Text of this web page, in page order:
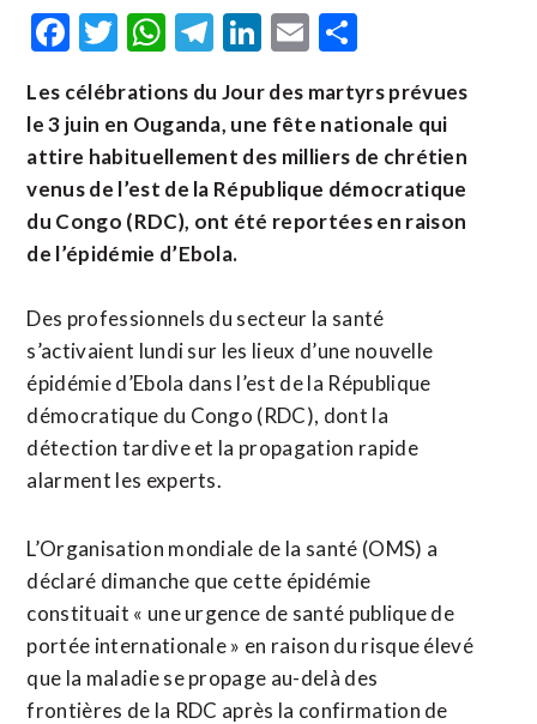
Facebook
Twitter
WhatsApp
Telegram
LinkedIn
Email
Les célébrations du Jour des martyrs prévues
le 3 juin en Ouganda, une fête nationale qui
attire habituellement des milliers de chrétien
venus de l’est de la République démocratique
du Congo (RDC), ont été reportées en raison
de l’épidémie d’Ebola.
Des professionnels du secteur la santé
s’activaient lundi sur les lieux d’une nouvelle
épidémie d’Ebola dans l’est de la République
démocratique du Congo (RDC), dont la
détection tardive et la propagation rapide
alarment les experts.
L’Organisation mondiale de la santé (OMS) a
déclaré dimanche que cette épidémie
constituait « une urgence de santé publique de
portée internationale » en raison du risque élevé
que la maladie se propage au-delà des
frontières de la RDC après la confirmation de